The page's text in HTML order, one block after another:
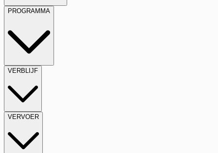
PROGRAMMA
VERBLIJF
VERVOER